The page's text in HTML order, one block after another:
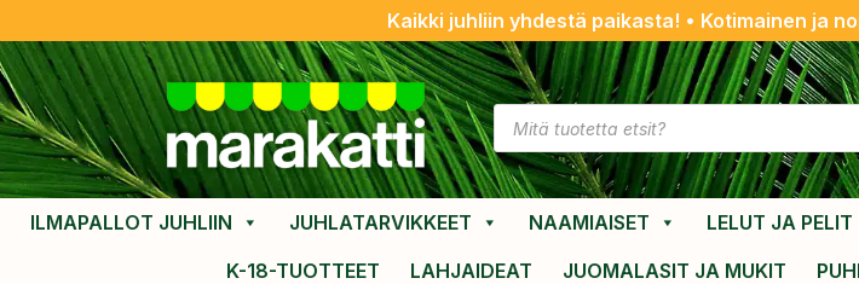
Kaikki juhliin yhdestä paikasta! • Kotimainen ja
ILMAPALLOT JUHLIIN JUHLATARVIKKEET NAAMIAISET LELUT JA PELIT
K-18-TUOTTEET
LAHJAIDEAT JUOMALASIT JA MUKIT